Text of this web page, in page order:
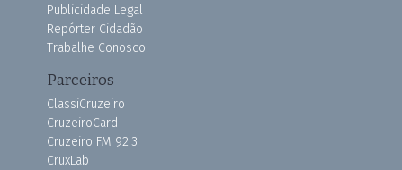
Publicidade Legal
Repórter Cidadão
Trabalhe Conosco
Parceiros
ClassiCruzeiro
CruzeiroCard
Cruzeiro FM 92.3
CruxLab